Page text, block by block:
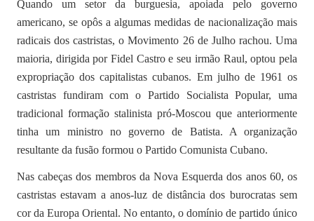
Quando um setor da burguesia, apoiada pelo governo
americano, se opôs a algumas medidas de nacionalização mais
radicais dos castristas, o Movimento 26 de Julho rachou. Uma
maioria, dirigida por Fidel Castro e seu irmão Raul, optou pela
expropriação dos capitalistas cubanos. Em julho de 1961 os
castristas fundiram com o Partido Socialista Popular, uma
tradicional formação stalinista pró-Moscou que anteriormente
tinha um ministro no governo de Batista. A organização
resultante da fusão formou o Partido Comunista Cubano.
Nas cabeças dos membros da Nova Esquerda dos anos 60, os
castristas estavam a anos-luz de distância dos burocratas sem
cor da Europa Oriental. No entanto, o domínio de partido único